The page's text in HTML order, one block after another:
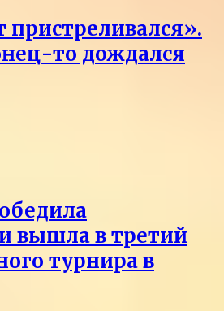
пристреливался».
то дождался
вышла в третий
турнира в